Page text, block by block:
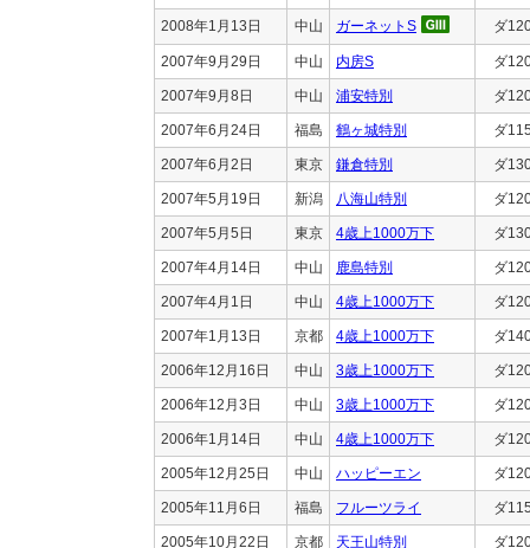
2008年1月13日 中山 ガーネットS ダ
2007年9月29日 中山 内房S ダ
2007年9月8日 中山 浦安特別 ダ
2007年6月24日 福島 鶴ヶ城特別 ダ
2007年6月2日 東京 鎌倉特別 ダ
2007年5月19日 新潟 八海山特別 ダ
2007年5月5日 東京 4歳上1000万下 ダ
2007年4月14日 中山 鹿島特別 ダ
2007年4月1日 中山 4歳上1000万下 ダ
2007年1月13日 京都 4歳上1000万下 ダ
2006年12月16日 中山 3歳上1000万下 ダ
2006年12月3日 中山 3歳上1000万下 ダ
2006年1月14日 中山 4歳上1000万下 ダ
2005年12月25日 中山 ハッピーエン ダ
2005年11月6日 福島 フルーツライ ダ
2005年10月22日 京都 天王山特別 ダ